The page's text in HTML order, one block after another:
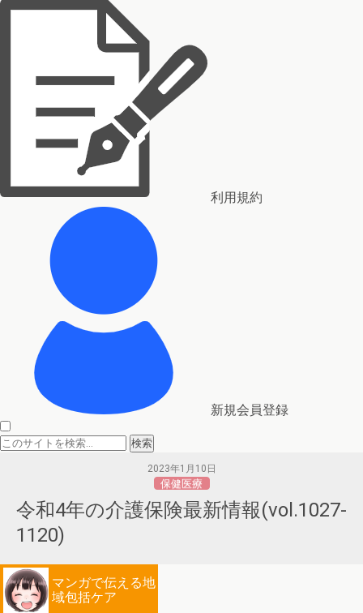
利用規約
新規会員登録
2023年1月10日
保健医療
令和4年の介護保険最新情報(vol.1027-
1120)
マンガで伝える地
域包括ケア